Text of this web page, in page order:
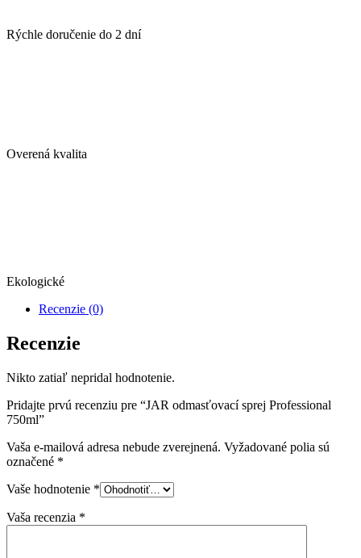
Rýchle doručenie do 2 dní
Overená kvalita
Ekologické
Recenzie (0)
Recenzie
Nikto zatiaľ nepridal hodnotenie.
Pridajte prvú recenziu pre “JAR odmasťovací sprej Professional
750ml”
Vaša e-mailová adresa nebude zverejnená. Vyžadované polia sú
označené *
Vaše hodnotenie *
Vaša recenzia *